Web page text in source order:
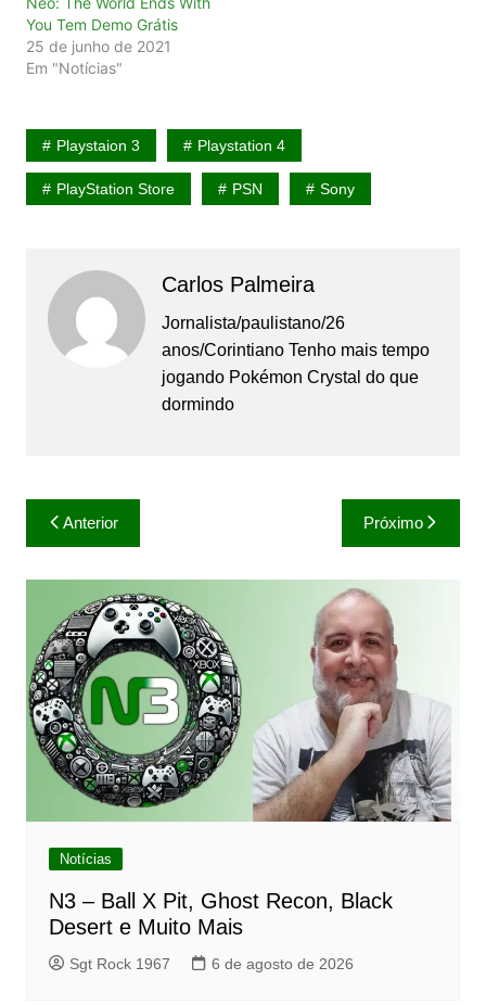
You Tem Demo Grátis
25 de junho de 2021
Em "Notícias"
Playstaion 3 Playstation 4
PlayStation Store PSN Sony
Carlos Palmeira
Jornalista/paulistano/26
anos/Corintiano Tenho mais tempo
jogando Pokémon Crystal do que
dormindo
Navegação
de
Post
Anterior Próximo
Notícias
N3 – Ball X Pit, Ghost Recon, Black
Desert e Muito Mais
Sgt Rock 1967 6 de agosto de 2026